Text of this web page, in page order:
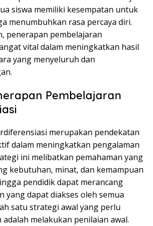
siswa memiliki kesempatan untuk
menumbuhkan rasa percaya diri.
penerapan pembelajaran
vital dalam meningkatkan hasil
yang menyeluruh dan
Pembelajaran
merupakan pendekatan
dalam meningkatkan pengalaman
ini melibatkan pemahaman yang
kebutuhan, minat, dan kemampuan
pendidik dapat merancang
yang dapat diakses oleh semua
satu strategi awal yang perlu
melakukan penilaian awal.